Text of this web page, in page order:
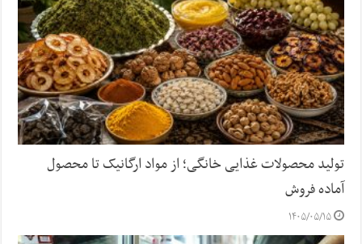
تولید محصولات غذایی خانگی؛ از مواد ارگانیک تا محصول
آماده فروش
۱۴۰۵/۰۵/۱۵